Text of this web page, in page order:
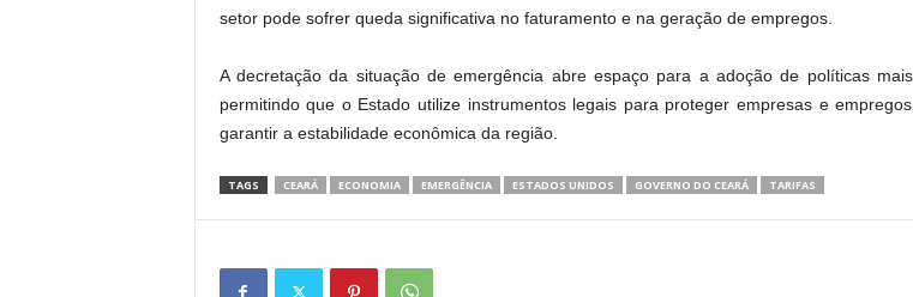
setor pode sofrer queda significativa no faturamento e na geração de empregos.
A decretação da situação de emergência abre espaço para a adoção de políticas
permitindo que o Estado utilize instrumentos legais para proteger empresas e
garantir a estabilidade econômica da região.
TAGS CEARÁ ECONOMIA EMERGÊNCIA ESTADOS UNIDOS GOVERNO DO CEARÁ TARIFAS